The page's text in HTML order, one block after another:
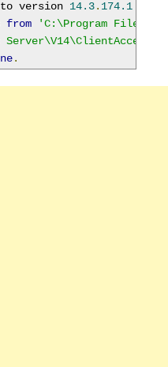
to version 14.3. 174.1
from
'C:\Program
.